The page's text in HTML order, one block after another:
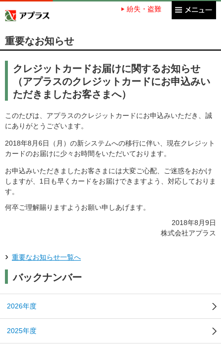
アプラス SBI新生銀行グループ紛失・盗難
重要なお知らせ
クレジットカードお届けに関するお知らせ
（アプラスのクレジットカードにお申込みい
ただきましたお客さまへ）
このたびは、アプラスのクレジットカードにお申込みいただき、誠
にありがとうございます。
2018年8月6日（月）の新システムへの移行に伴い、現在クレジット
カードのお届けに少々お時間をいただいております。
お申込みいただきましたお客さまには大変ご心配、ご迷惑をおかけ
しますが、1日も早くカードをお届けできますよう、対応しておりま
す。
何卒ご理解賜りますようお願い申しあげます。
2018年8月9日
株式会社アプラス
重要なお知らせ一覧へ
バックナンバー
2026年度
2025年度